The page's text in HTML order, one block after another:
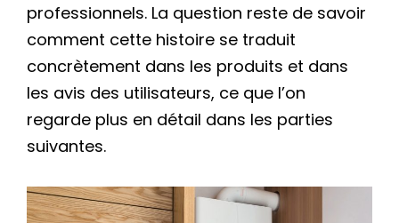
professionnels. La question reste de savoir
comment cette histoire se traduit
concrètement dans les produits et dans
les avis des utilisateurs, ce que l’on
regarde plus en détail dans les parties
suivantes.